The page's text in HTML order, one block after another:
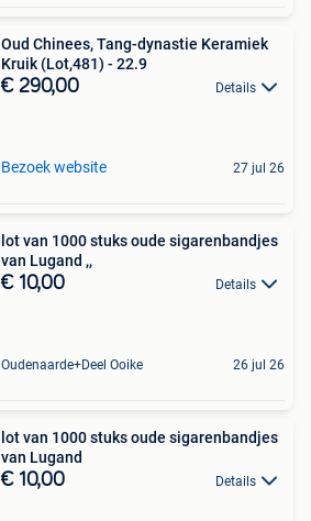
Oud Chinees, Tang-dynastie Keramiek
Kruik (Lot,481) - 22.9
€ 290,00 Details
Bezoek website 27 jul 26
lot van 1000 stuks oude sigarenbandjes
van Lugand ,,
€ 10,00 Details
Oudenaarde+Deel Ooike 26 jul 26
lot van 1000 stuks oude sigarenbandjes
van Lugand
€ 10,00 Details